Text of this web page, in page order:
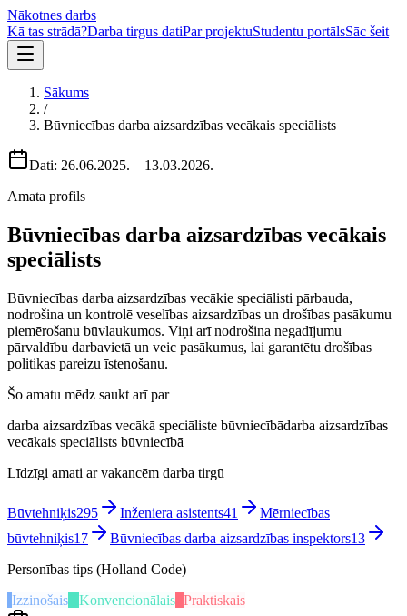
Nākotnes darbs
Kā tas strādā?Darba tirgus datiPar projektuStudentu portālsSāc šeit
Sākums
/
Būvniecības darba aizsardzības vecākais speciālists
Dati: 26.06.2025. – 13.03.2026.
Amata profils
Būvniecības darba aizsardzības vecākais
speciālists
Būvniecības darba aizsardzības vecākie speciālisti pārbauda,
nodrošina un kontrolē veselības aizsardzības un drošības pasākumu
piemērošanu būvlaukumos. Viņi arī nodrošina negadījumu
pārvaldību darbavietā un veic pasākumus, lai garantētu drošības
politikas pareizu īstenošanu.
Šo amatu mēdz saukt arī par
darba aizsardzības vecākā speciāliste būvniecībādarba aizsardzības
vecākais speciālists būvniecībā
Līdzīgi amati ar vakancēm darba tirgū
Būvtehniķis295 Inženiera asistents41
Mērniecības
būvtehniķis17 Būvniecības darba aizsardzības inspektors13
Personības tips (Holland Code)
Izzinošais Konvencionālais Praktiskais